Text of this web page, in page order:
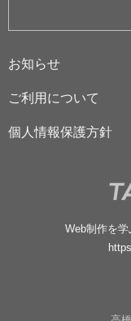
お知らせ
ご利用について
個人情報保護方針
Web制作を